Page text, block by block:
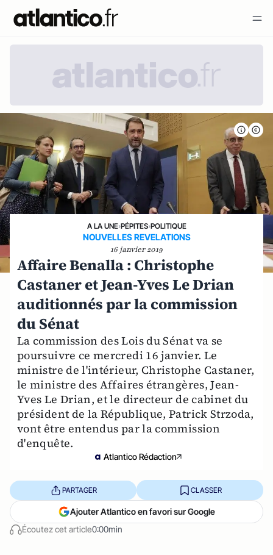
A LA UNE›PÉPITES›POLITIQUE
NOUVELLES REVELATIONS
16 janvier 2019
Affaire Benalla : Christophe
Castaner et Jean-Yves Le Drian
auditionnés par la commission
du Sénat
La commission des Lois du Sénat va se
poursuivre ce mercredi 16 janvier. Le
ministre de l'intérieur, Christophe Castaner,
le ministre des Affaires étrangères, Jean-
Yves Le Drian, et le directeur de cabinet du
président de la République, Patrick Strzoda,
vont être entendus par la commission
d'enquête.
Atlantico Rédaction
Écoutez cet article0:00min
PARTAGER CLASSER
Ajouter Atlantico en favori sur Google